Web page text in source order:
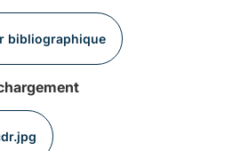
bibliographique